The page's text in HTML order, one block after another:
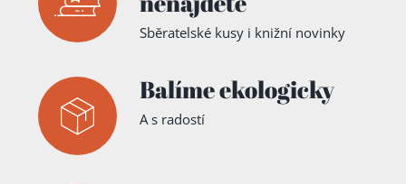
Sběratelské kusy i knižní novinky
Balíme ekologicky
A s radostí